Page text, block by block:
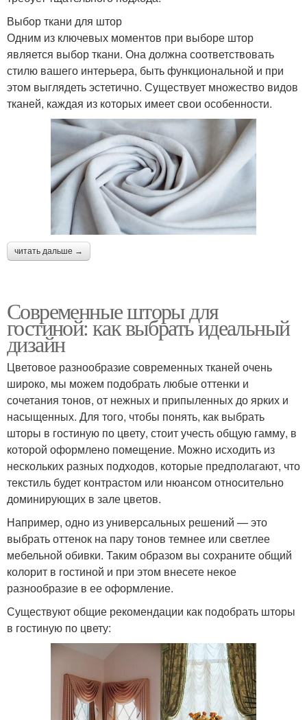
Выбор ткани для штор
Одним из ключевых моментов при выборе штор
является выбор ткани. Она должна соответствовать
стилю вашего интерьера, быть функциональной и при
этом выглядеть эстетично. Существует множество видов
тканей, каждая из которых имеет свои особенности.
читать дальше →
Современные шторы для
гостиной: как выбрать идеальный
дизайн
Цветовое разнообразие современных тканей очень
широко, мы можем подобрать любые оттенки и
сочетания тонов, от нежных и припыленных до ярких и
насыщенных. Для того, чтобы понять, как выбрать
шторы в гостиную по цвету, стоит учесть общую гамму, в
которой оформлено помещение. Можно исходить из
нескольких разных подходов, которые предполагают, что
текстиль будет контрастом или нюансом относительно
доминирующих в зале цветов.
Например, одно из универсальных решений — это
выбрать оттенок на пару тонов темнее или светлее
мебельной обивки. Таким образом вы сохраните общий
колорит в гостиной и при этом внесете некое
разнообразие в ее оформление.
Существуют общие рекомендации как подобрать шторы
в гостиную по цвету: